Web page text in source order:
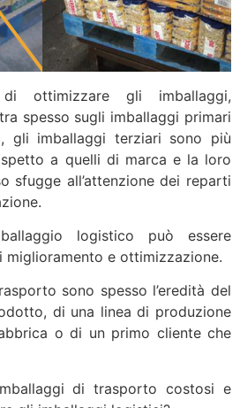
ottimizzare gli imballaggi,
spesso sugli imballaggi primari
gli imballaggi terziari sono più
a quelli di marca e la loro
sfugge all’attenzione dei reparti
logistico può essere
miglioramento e ottimizzazione.
sono spesso l’eredità del
di una linea di produzione
o di un primo cliente che
di trasporto costosi e